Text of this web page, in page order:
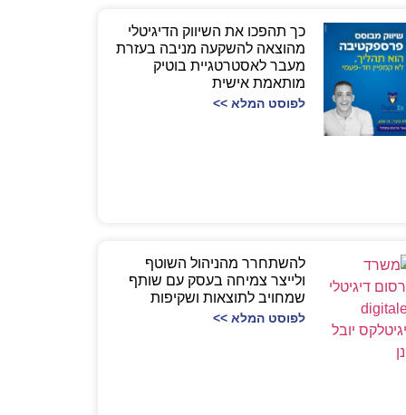
כך תהפכו את השיווק הדיגיטלי
מהוצאה להשקעה מניבה בעזרת
מעבר לאסטרטגיית בוטיק
מותאמת אישית
לפוסט המלא >>
להשתחרר מהניהול השוטף
ולייצר צמיחה בעסק עם שותף
שמחויב לתוצאות ושקיפות
לפוסט המלא >>